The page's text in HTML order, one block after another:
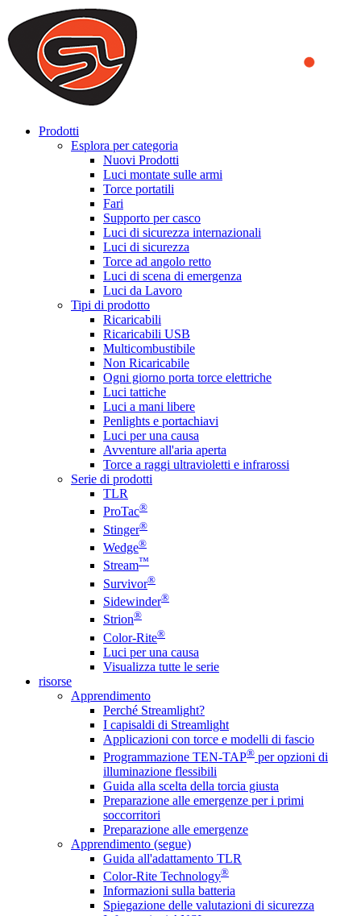
We use cookies to ensure that we provide you the best experience
on our website. By continuing to browse this website, you accept
that cookies are used to help us analyze how the website is used and
to offer you a better experience. To learn more or to find out how
you can disable cookies, you can access our
Prodotti
Esplora per categoria
Nuovi Prodotti
Luci montate sulle armi
Torce portatili
Fari
Supporto per casco
Luci di sicurezza internazionali
Luci di sicurezza
Torce ad angolo retto
Luci di scena di emergenza
Luci da Lavoro
Tipi di prodotto
Ricaricabili
Ricaricabili USB
Multicombustibile
Non Ricaricabile
Ogni giorno porta torce elettriche
Luci tattiche
Luci a mani libere
Penlights e portachiavi
Luci per una causa
Avventure all'aria aperta
Torce a raggi ultravioletti e infrarossi
Serie di prodotti
TLR
ProTac®
Stinger®
Wedge®
Stream™
Survivor®
Sidewinder®
Strion®
Color-Rite®
Luci per una causa
Visualizza tutte le serie
risorse
Apprendimento
Perché Streamlight?
I capisaldi di Streamlight
Applicazioni con torce e modelli di fascio
Programmazione TEN-TAP® per opzioni di
illuminazione flessibili
Guida alla scelta della torcia giusta
Preparazione alle emergenze per i primi
soccorritori
Preparazione alle emergenze
Apprendimento (segue)
Guida all'adattamento TLR
Color-Rite Technology®
Informazioni sulla batteria
Spiegazione delle valutazioni di sicurezza